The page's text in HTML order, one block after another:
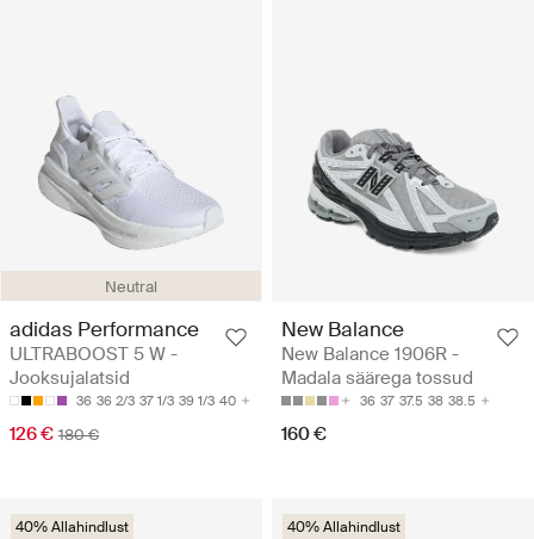
Neutral
adidas Performance
ULTRABOOST 5 W -
Jooksujalatsid
36 36 2/3 37 1/3 39 1/3 40
126 € 180 €
New Balance
New Balance 1906R -
Madala säärega tossud
36 37 37.5 38 38.5
160 €
40% Allahindlust 40% Allahindlust